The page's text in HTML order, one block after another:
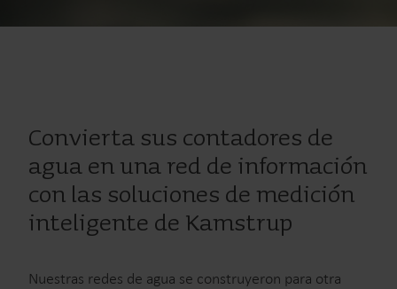
Convierta sus contadores de
agua en una red de información
con las soluciones de medición
inteligente de Kamstrup
Nuestras redes de agua se construyeron para otra